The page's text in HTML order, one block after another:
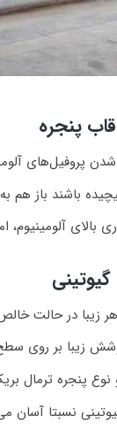
پنجره
پروفیل‌های
باشند باز هم
بالای
زیبا در حالت
زیبا بر روی سطح
پنجره ترمال
نسبتا